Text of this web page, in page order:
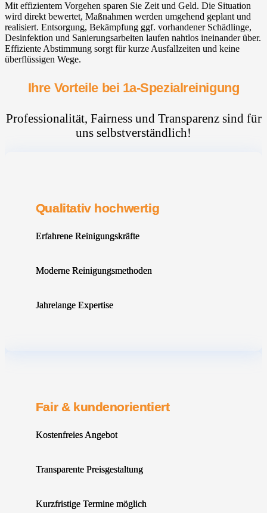
Mit effizientem Vorgehen sparen Sie Zeit und Geld. Die Situation
wird direkt bewertet, Maßnahmen werden umgehend geplant und
realisiert. Entsorgung, Bekämpfung ggf. vorhandener Schädlinge,
Desinfektion und Sanierungsarbeiten laufen nahtlos ineinander über.
Effiziente Abstimmung sorgt für kurze Ausfallzeiten und keine
überflüssigen Wege.
Ihre Vorteile bei 1a-Spezialreinigung
Professionalität, Fairness und Transparenz sind für
uns selbstverständlich!
Qualitativ hochwertig
Erfahrene Reinigungskräfte
Moderne Reinigungsmethoden
Jahrelange Expertise
Fair & kundenorientiert
Kostenfreies Angebot
Transparente Preisgestaltung
Kurzfristige Termine möglich